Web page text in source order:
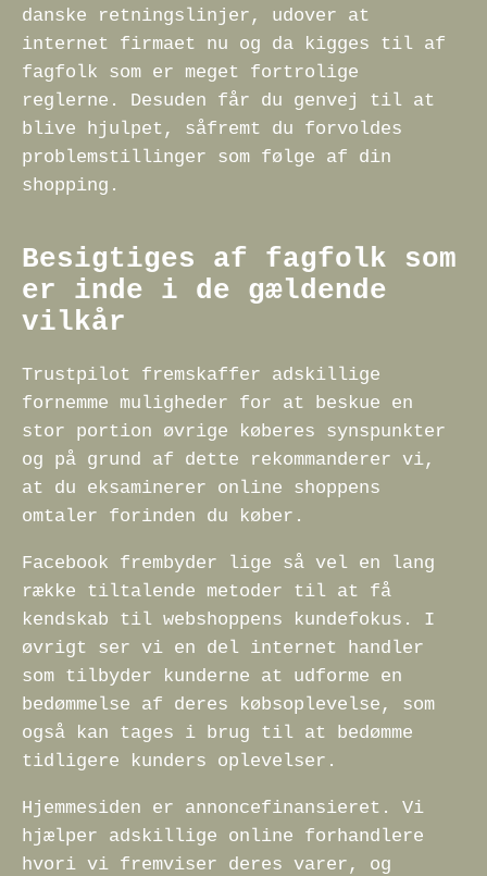
danske retningslinjer, udover at
internet firmaet nu og da kigges til af
fagfolk som er meget fortrolige
reglerne. Desuden får du genvej til at
blive hjulpet, såfremt du forvoldes
problemstillinger som følge af din
shopping.
Besigtiges af fagfolk som
er inde i de gældende
vilkår
Trustpilot fremskaffer adskillige
fornemme muligheder for at beskue en
stor portion øvrige køberes synspunkter
og på grund af dette rekommanderer vi,
at du eksaminerer online shoppens
omtaler forinden du køber.
Facebook frembyder lige så vel en lang
række tiltalende metoder til at få
kendskab til webshoppens kundefokus. I
øvrigt ser vi en del internet handler
som tilbyder kunderne at udforme en
bedømmelse af deres købsoplevelse, som
også kan tages i brug til at bedømme
tidligere kunders oplevelser.
Hjemmesiden er annoncefinansieret. Vi
hjælper adskillige online forhandlere
hvori vi fremviser deres varer, og